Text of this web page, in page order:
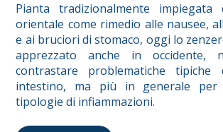
Pianta tradizionalmente impiegata
orientale come rimedio alle nausee,
e ai bruciori di stomaco, oggi lo
apprezzato anche in occidente,
contrastare problematiche
intestino, ma più in generale per
tipologie di infiammazioni.